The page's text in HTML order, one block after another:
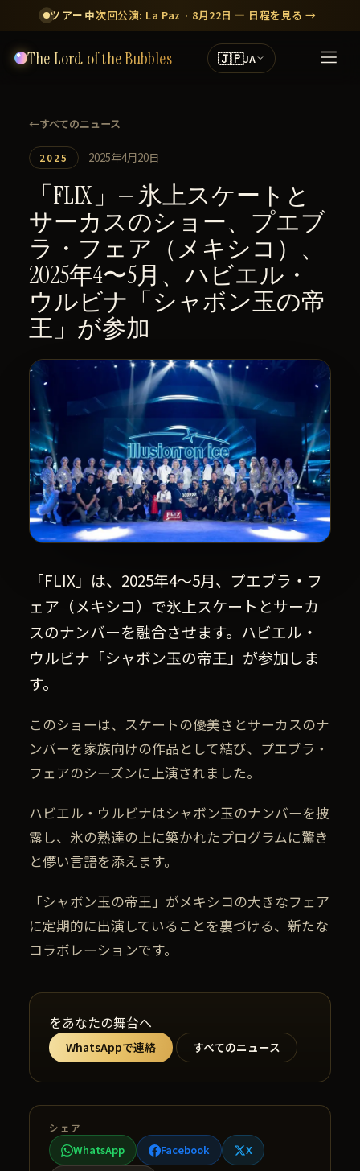
ツアー中次回公演: La Paz · 8月22日 — 日程を見る →
The Lord of the Bubbles 🇯🇵JA
←すべてのニュース
2025 2025年4月20日
「FLIX」— 氷上スケートと
サーカスのショー、プエブ
ラ・フェア（メキシコ）、
2025年4〜5月、ハビエル・
ウルビナ「シャボン玉の帝
王」が参加
「FLIX」は、2025年4〜5月、プエブラ・フ
ェア（メキシコ）で氷上スケートとサーカ
スのナンバーを融合させます。ハビエル・
ウルビナ「シャボン玉の帝王」が参加しま
す。
このショーは、スケートの優美さとサーカスのナ
ンバーを家族向けの作品として結び、プエブラ・
フェアのシーズンに上演されました。
ハビエル・ウルビナはシャボン玉のナンバーを披
露し、氷の熟達の上に築かれたプログラムに驚き
と儚い言語を添えます。
「シャボン玉の帝王」がメキシコの大きなフェア
に定期的に出演していることを裏づける、新たな
コラボレーションです。
をあなたの舞台へ
WhatsAppで連絡 すべてのニュース
シェア
WhatsApp Facebook
X